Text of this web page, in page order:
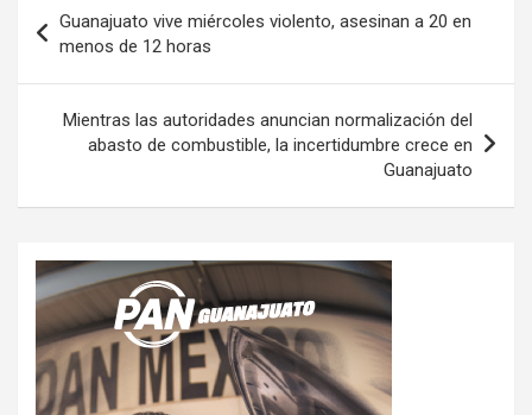
de
entradas
Guanajuato vive miércoles violento, asesinan a 20 en
menos de 12 horas
Mientras las autoridades anuncian normalización del
abasto de combustible, la incertidumbre crece en
Guanajuato